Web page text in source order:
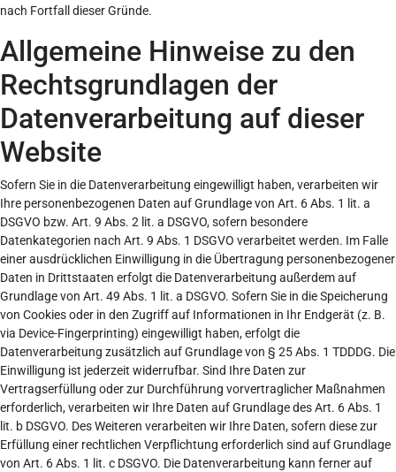
nach Fortfall dieser Gründe.
Allgemeine Hinweise zu den
Rechtsgrundlagen der
Datenverarbeitung auf dieser
Website
Sofern Sie in die Datenverarbeitung eingewilligt haben, verarbeiten wir
Ihre personenbezogenen Daten auf Grundlage von Art. 6 Abs. 1 lit. a
DSGVO bzw. Art. 9 Abs. 2 lit. a DSGVO, sofern besondere
Datenkategorien nach Art. 9 Abs. 1 DSGVO verarbeitet werden. Im Falle
einer ausdrücklichen Einwilligung in die Übertragung personenbezogener
Daten in Drittstaaten erfolgt die Datenverarbeitung außerdem auf
Grundlage von Art. 49 Abs. 1 lit. a DSGVO. Sofern Sie in die Speicherung
von Cookies oder in den Zugriff auf Informationen in Ihr Endgerät (z. B.
via Device-Fingerprinting) eingewilligt haben, erfolgt die
Datenverarbeitung zusätzlich auf Grundlage von § 25 Abs. 1 TDDDG. Die
Einwilligung ist jederzeit widerrufbar. Sind Ihre Daten zur
Vertragserfüllung oder zur Durchführung vorvertraglicher Maßnahmen
erforderlich, verarbeiten wir Ihre Daten auf Grundlage des Art. 6 Abs. 1
lit. b DSGVO. Des Weiteren verarbeiten wir Ihre Daten, sofern diese zur
Erfüllung einer rechtlichen Verpflichtung erforderlich sind auf Grundlage
von Art. 6 Abs. 1 lit. c DSGVO. Die Datenverarbeitung kann ferner auf